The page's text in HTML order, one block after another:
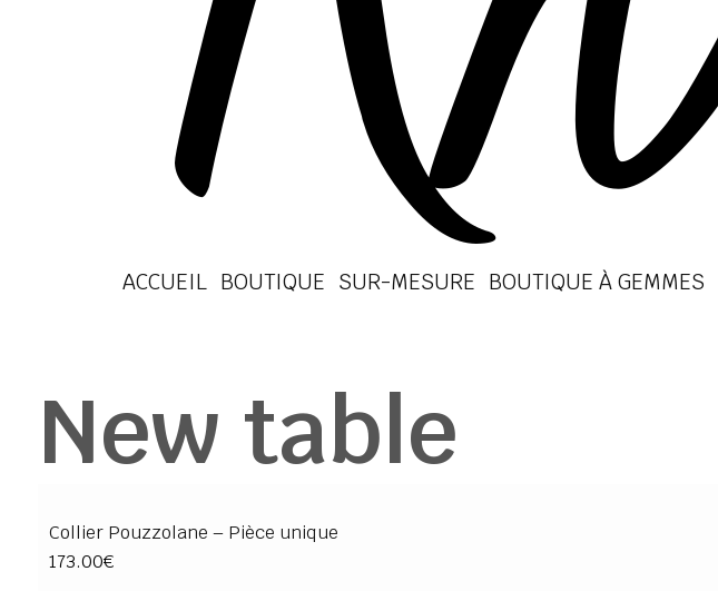
ACCUEIL BOUTIQUE SUR-MESURE BOUTIQUE À GEMMES
New table
Collier Pouzzolane – Pièce unique
173.00€